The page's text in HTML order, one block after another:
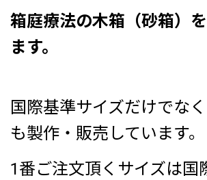
箱庭療法の木箱（砂箱）
ます。
国際基準サイズだけでな
も製作・販売しています。
1番ご注文頂くサイズは国